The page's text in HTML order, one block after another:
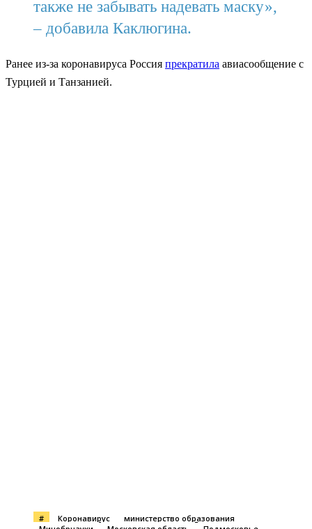
также не забывать надевать маску»,
– добавила Каклюгина.
Ранее из-за коронавируса Россия прекратила авиасообщение с
Турцией и Танзанией.
# Коронавирус
министерство образования